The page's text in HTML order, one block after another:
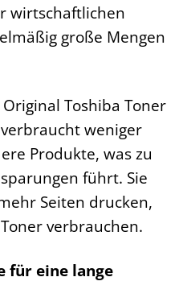
wirtschaftlichen
große Mengen
Toshiba Toner
weniger
Produkte, was zu
führt. Sie
Seiten drucken,
verbrauchen.
für eine lange